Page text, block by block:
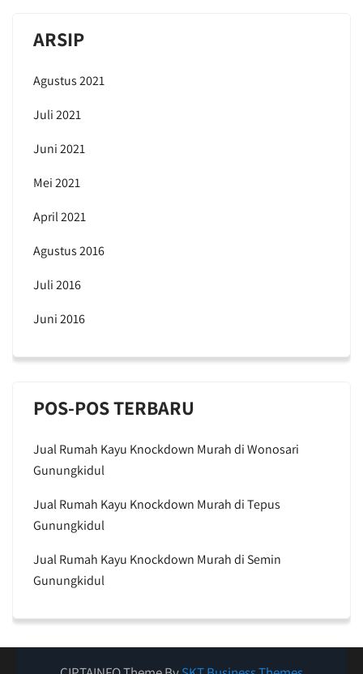
ARSIP
Agustus 2021
Juli 2021
Juni 2021
Mei 2021
April 2021
Agustus 2016
Juli 2016
Juni 2016
POS-POS TERBARU
Jual Rumah Kayu Knockdown Murah di Wonosari
Gunungkidul
Jual Rumah Kayu Knockdown Murah di Tepus
Gunungkidul
Jual Rumah Kayu Knockdown Murah di Semin
Gunungkidul